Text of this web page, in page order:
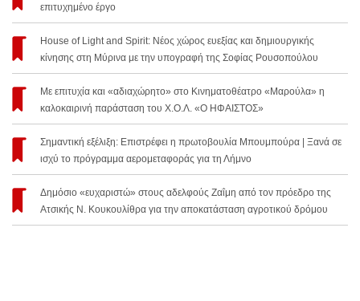
επιτυχημένο έργο
House of Light and Spirit: Νέος χώρος ευεξίας και δημιουργικής
κίνησης στη Μύρινα με την υπογραφή της Σοφίας Ρουσοπούλου
Με επιτυχία και «αδιαχώρητο» στο Κινηματοθέατρο «Μαρούλα» η
καλοκαιρινή παράσταση του Χ.Ο.Λ. «Ο ΗΦΑΙΣΤΟΣ»
Σημαντική εξέλιξη: Επιστρέφει η πρωτοβουλία Μπουμπούρα | Ξανά σε
ισχύ το πρόγραμμα αερομεταφοράς για τη Λήμνο
Δημόσιο «ευχαριστώ» στους αδελφούς Ζαΐμη από τον πρόεδρο της
Ατσικής Ν. Κουκουλίθρα για την αποκατάσταση αγροτικού δρόμου